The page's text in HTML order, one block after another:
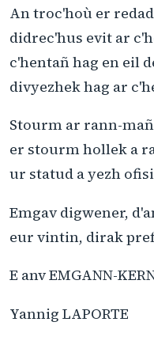
An troc'hoù er
didrec'hus evit ar
c'hentañ hag en eil
divyezhek hag ar
Stourm ar rann-
er stourm hollek a
ur statud a yezh
Emgav digwener,
eur vintin, dirak
E anv EMGANN-
Yannig LAPORTE